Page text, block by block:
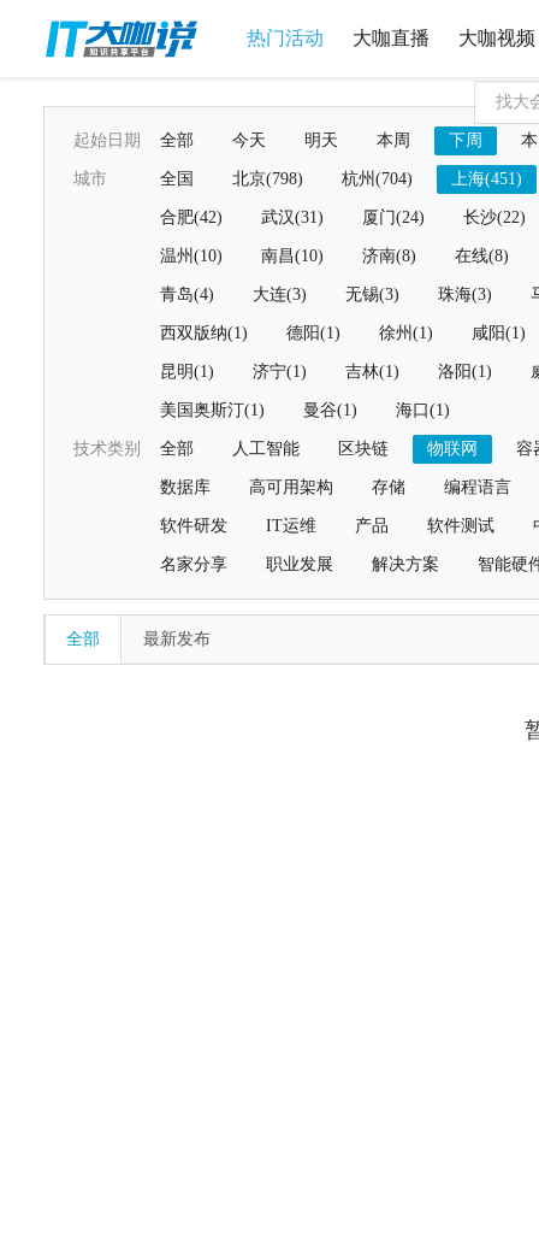
热门活动 大咖直播 大咖视频
起始日期 全部 今天 明天 本周 下周
城市 全国 北京(798) 杭州(704) 上海(451)
合肥(42) 武汉(31) 厦门(24) 长沙(22)
温州(10) 南昌(10) 济南(8) 在线(8)
青岛(4) 大连(3) 无锡(3) 珠海(3)
西双版纳(1) 德阳(1) 徐州(1) 咸阳(1)
昆明(1) 济宁(1) 吉林(1) 洛阳(1)
美国奥斯汀(1) 曼谷(1) 海口(1)
技术类别 全部 人工智能 区块链 物联网 容
数据库 高可用架构 存储 编程语言
软件研发 IT运维 产品 软件测试
名家分享 职业发展 解决方案 智能硬
全部 最新发布